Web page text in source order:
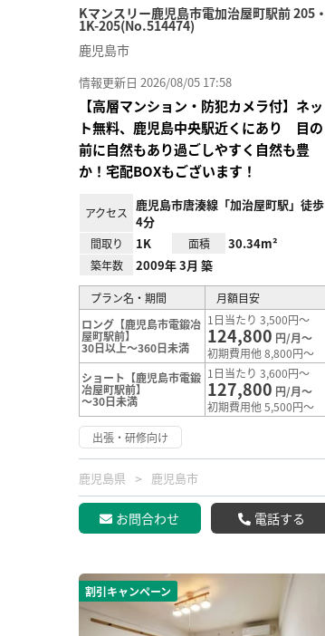
Kマンスリー鹿児島市電加治屋町駅前 205・
1K-205(No.514474)
鹿児島市
情報更新日 2026/08/05 17:58
【高層マンション・防犯カメラ付】ネッ
ト無料、鹿児島中央駅近くにあり 目の
前に自然もあり過ごしやすく自然も豊
か！宅配BOXもございます！
アクセス
鹿児島市唐湊線「加治屋町駅」徒歩
4分
間取り 1K 面積 30.34m²
築年数 2009年 3月 築
プラン名・期間
月額目安
ロング【鹿児島市電鍛冶
屋町駅前】
30日以上～360日未満
1日当たり 3,500円～
124,800 円/月～
初期費用他 8,800円～
ショート【鹿児島市電鍛
冶屋町駅前】
～30日未満
1日当たり 3,600円～
127,800 円/月～
初期費用他 5,500円～
出張・研修向け
鹿児島県 鹿児島市
お問合わせ 電話する
割引キャンペーン